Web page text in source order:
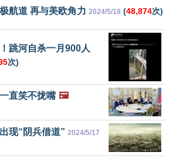
航道 再与美欧角力 2024/5/18 (48,874次)
跳河自杀一月900人
次)
直笑不拢嘴 🖼️
现“阴兵借道” 2024/5/17